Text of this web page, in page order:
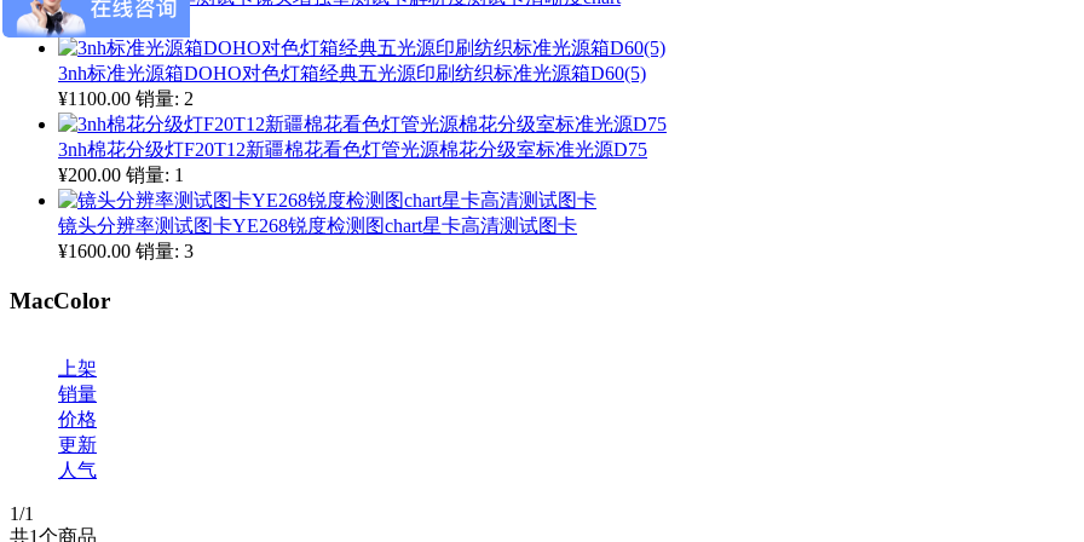
¥500.00 销量: 3
3nh标准光源箱DOHO对色灯箱经典五光源印刷纺织标准光源箱D60(5)
¥1100.00 销量: 2
3nh棉花分级灯F20T12新疆棉花看色灯管光源棉花分级室标准光源D75
¥200.00 销量: 1
镜头分辨率测试图卡YE268锐度检测图chart星卡高清测试图卡
¥1600.00 销量: 3
MacColor
上架
销量
价格
更新
人气
1/1
共1个商品